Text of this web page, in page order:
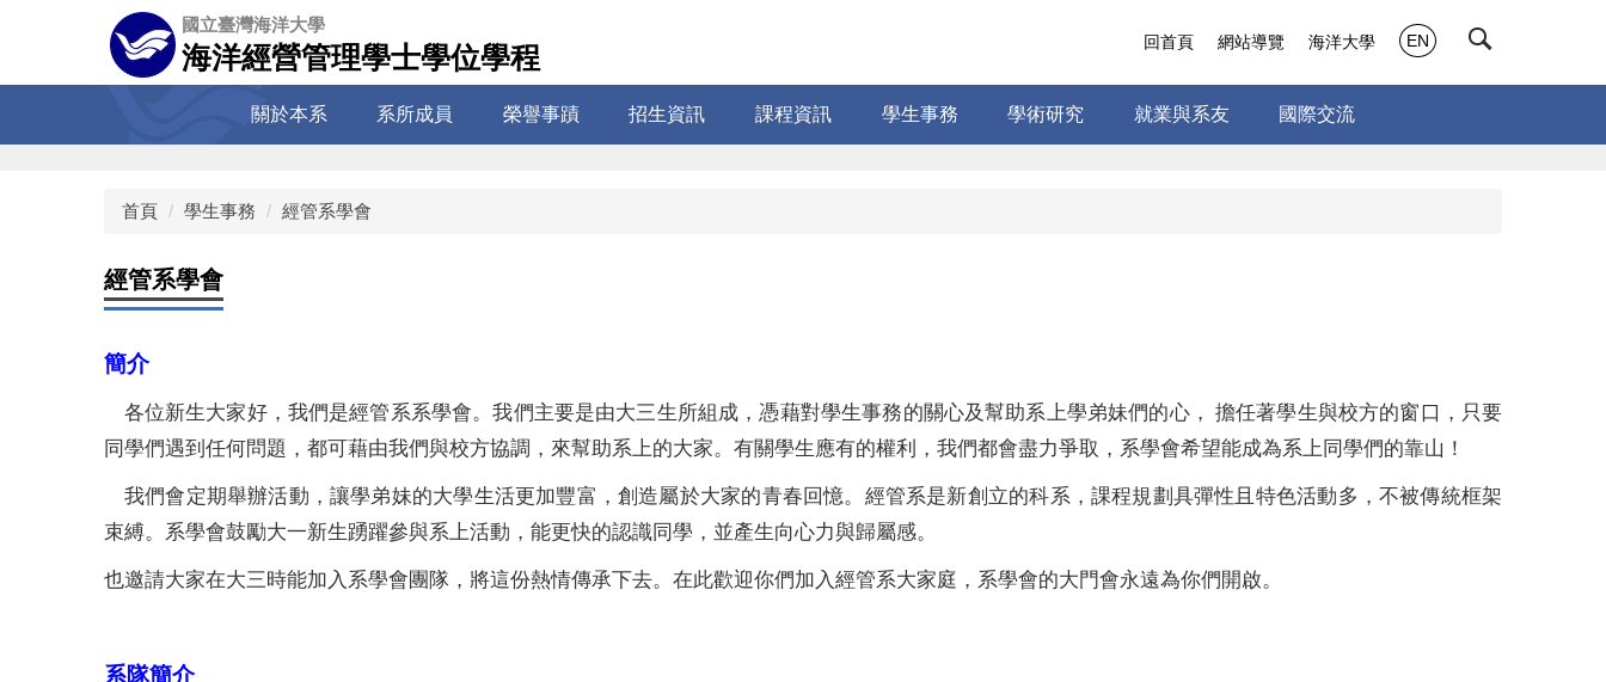
容
國立臺灣海洋大學
海洋經營管理學士學位學程
關於本系 系所成員 榮譽事蹟 招生資訊 課程資訊 學生事務 學術研究 就業與系友 國際交流
回首頁 網站導覽 海洋大學 EN
首頁 學生事務 經管系學會
經管系學會
簡介
各位新生大家好，我們是經管系系學會。我們主要是由大三生所組成，憑藉對學生事務的關心及幫助系上學弟妹們的心， 擔任著學生與校方的窗口，只要
同學們遇到任何問題，都可藉由我們與校方協調，來幫助系上的大家。有關學生應有的權利， 我們都會盡力爭取，系學會希望能成為系上同學們的靠山！
我們會定期舉辦活動，讓學弟妹的大學生活更加豐富，創造屬於大家的青春回憶。經管系是新創立的科系，課程規劃具彈性且特色活動多，不被傳統框架
束縛。系學會鼓勵大一新生踴躍參與系上活動，能更快的認識同學，並產生向心力與歸屬感。
也邀請大家在大三時能加入系學會團隊，將這份熱情傳承下去。 在此歡迎你們加入經管系大家庭，系學會的大門會永遠為你們開啟。
系隊簡介